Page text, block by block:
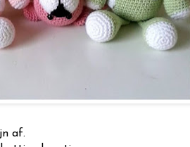
af.